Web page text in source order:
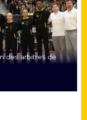
des arbitres de